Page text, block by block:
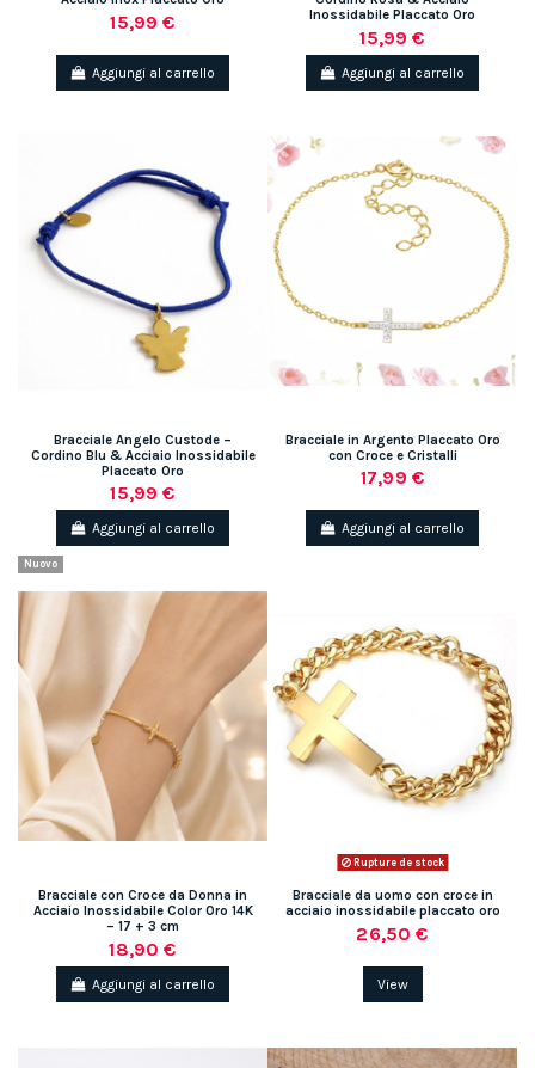
15,99 €
Aggiungi al carrello
Inossidabile Placcato Oro
15,99 €
Aggiungi al carrello
Bracciale Angelo Custode –
Cordino Blu & Acciaio Inossidabile
Placcato Oro
15,99 €
Aggiungi al carrello
Bracciale in Argento Placcato Oro
con Croce e Cristalli
17,99 €
Aggiungi al carrello
Nuovo
Bracciale con Croce da Donna in
Acciaio Inossidabile Color Oro 14K
– 17 + 3 cm
18,90 €
Aggiungi al carrello
Rupture de stock
Bracciale da uomo con croce in
acciaio inossidabile placcato oro
26,50 €
View